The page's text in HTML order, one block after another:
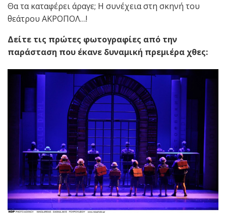
Θα τα καταφέρει άραγε; Η συνέχεια στη σκηνή του
θεάτρου ΑΚΡΟΠΟΛ…!
Δείτε τις πρώτες φωτογραφίες από την
παράσταση που έκανε δυναμική πρεμιέρα χθες: